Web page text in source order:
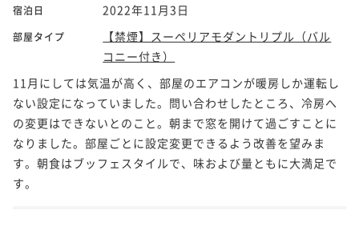
宿泊日 2022年11月3日
部屋タイプ
【禁煙】スーペリアモダントリプル（バル
コニー付き）
11月にしては気温が高く、部屋のエアコンが暖房しか運転し
ない設定になっていました。問い合わせしたところ、冷房へ
の変更はできないとのこと。朝まで窓を開けて過ごすことに
なりました。部屋ごとに設定変更できるよう改善を望みま
す。朝食はブッフェスタイルで、味および量ともに大満足で
す。